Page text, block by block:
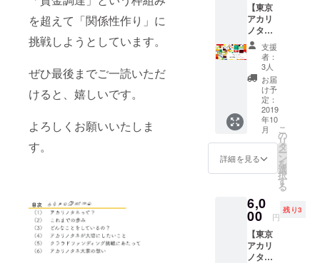
を超えて「関係性作り」に
挑戦しようとしています。
ぜひ最後までご一読いただ
けると、嬉しいです。
よろしくお願いいたしま
す。
る場所
は、兵
庫県尼
崎市を
予定し
ていま
す。 ＊
アレル
ギーが
ある場
合、備
考欄に
てくだ
さい。
て、話
したい
内容を
お知ら
せくだ
大家さ
んのプ
ラット
フォー
ムを
作って
みたい
と考え
ていま
す。サ
ポート
し合い
なが
ら、支
り手と
して一
緒にの
このこ
実験し
手書き
のお手
紙と、
アカリ
ノタネ
とは何
か、東
京開催
でどん
な景色
が見え
たの
か、来
てくれ
とめた
資料
京開催
後に送
らせて
【東京
アカリ
ノタネ
当日ご
招待ペ
アチ
ケット
（1000
円分
ケータ
リング
代込
み）】
11月23
日東京
ケット
をお届
けしま
す。 ※
食べ物
のアレ
支援
者：
3人
お届
け予
定：
2019
年10
月
詳細を見る
こ
の
リ
タ
ー
ン
を
選
択
す
る
6,0
00 円
残り3
【東京
アカリ
ノタネ